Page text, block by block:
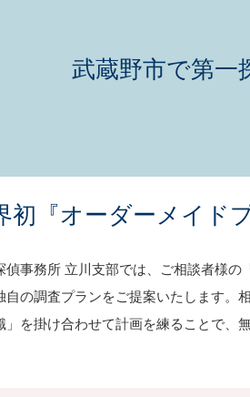
武蔵野市で第一
初『オーダーメイド
偵事務所 立川支部では、ご相談者様
自の調査プランをご提案いたします。
」を掛け合わせて計画を練ることで、